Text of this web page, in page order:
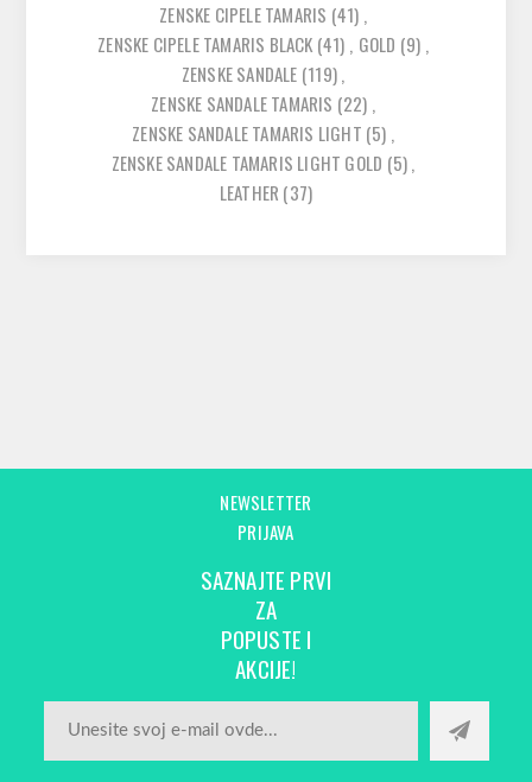
ZENSKE CIPELE TAMARIS (41) ,
ZENSKE CIPELE TAMARIS BLACK (41) , GOLD (9) ,
ZENSKE SANDALE (119),
ZENSKE SANDALE TAMARIS (22) ,
ZENSKE SANDALE TAMARIS LIGHT (5) ,
ZENSKE SANDALE TAMARIS LIGHT GOLD (5),
LEATHER (37)
NEWSLETTER
PRIJAVA
SAZNAJTE PRVI
ZA
POPUSTE I
AKCIJE!